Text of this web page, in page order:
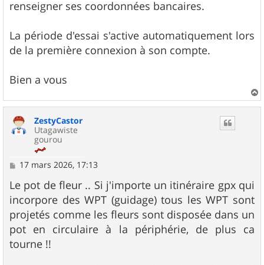
renseigner ses coordonnées bancaires.
La période d'essai s'active automatiquement lors
de la première connexion à son compte.
Bien a vous
a
ZestyCastor
Utagawiste
gourou
M
s
s
a
g
e
17 mars 2026, 17:13
Le pot de fleur .. Si j'importe un itinéraire gpx qui
incorpore des WPT (guidage) tous les WPT sont
projetés comme les fleurs sont disposée dans un
pot en circulaire à la périphérie, de plus ca
tourne !!